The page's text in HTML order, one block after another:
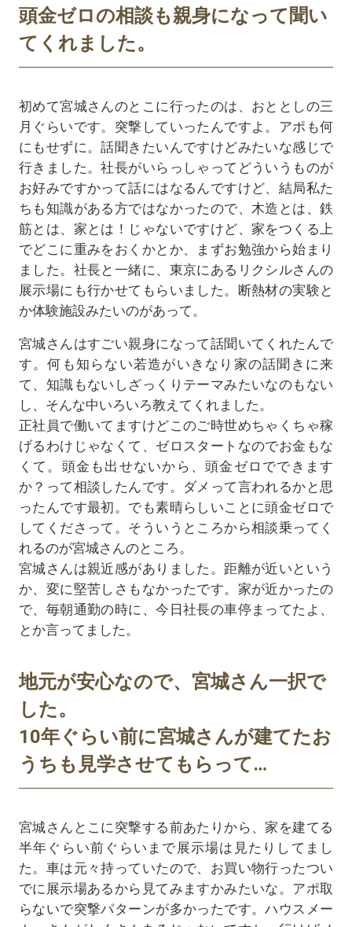
頭金ゼロの相談も親身になって聞い
てくれました。
初めて宮城さんのとこに行ったのは、おととしの三
月ぐらいです。突撃していったんですよ。アポも何
にもせずに。話聞きたいんですけどみたいな感じで
行きました。社長がいらっしゃってどういうものが
お好みですかって話にはなるんですけど、結局私た
ちも知識がある方ではなかったので、木造とは、鉄
筋とは、家とは！じゃないですけど、家をつくる上
でどこに重みをおくかとか、まずお勉強から始まり
ました。社長と一緒に、東京にあるリクシルさんの
展示場にも行かせてもらいました。断熱材の実験と
か体験施設みたいのがあって。
宮城さんはすごい親身になって話聞いてくれたんで
す。何も知らない若造がいきなり家の話聞きに来
て、知識もないしざっくりテーマみたいなのもない
し、そんな中いろいろ教えてくれました。
正社員で働いてますけどこのご時世めちゃくちゃ稼
げるわけじゃなくて、ゼロスタートなのでお金もな
くて。頭金も出せないから、頭金ゼロでできます
か？って相談したんです。ダメって言われるかと思
ったんです最初。でも素晴らしいことに頭金ゼロで
してくださって。そういうところから相談乗ってく
れるのが宮城さんのところ。
宮城さんは親近感がありました。距離が近いという
か、変に堅苦しさもなかったです。家が近かったの
で、毎朝通勤の時に、今日社長の車停まってたよ、
とか言ってました。
地元が安心なので、宮城さん一択で
した。
10年ぐらい前に宮城さんが建てたお
うちも見学させてもらって…
宮城さんとこに突撃する前あたりから、家を建てる
半年ぐらい前ぐらいまで展示場は見たりしてまし
た。車は元々持っていたので、お買い物行ったつい
でに展示場あるから見てみますかみたいな。アポ取
らないで突撃パターンが多かったです。ハウスメー